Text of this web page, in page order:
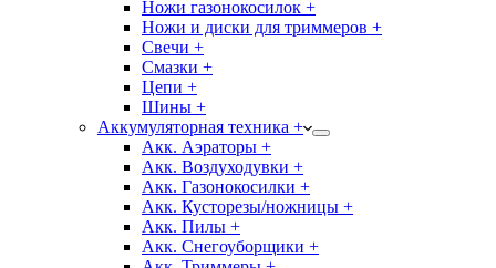
Ножи газонокосилок +
Ножи и диски для триммеров +
Свечи +
Смазки +
Цепи +
Шины +
Аккумуляторная техника +
Акк. Аэраторы +
Акк. Воздуходувки +
Акк. Газонокосилки +
Акк. Кусторезы/ножницы +
Акк. Пилы +
Акк. Снегоуборщики +